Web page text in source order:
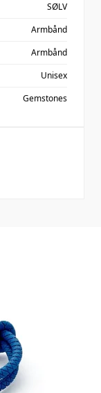
SØLV
Armbånd
Armbånd
Unisex
Gemstones